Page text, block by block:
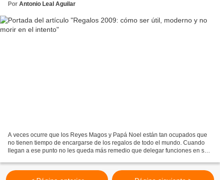
Por Antonio Leal Aguilar
A veces ocurre que los Reyes Magos y Papá Noel están tan ocupados que
no tienen tiempo de encargarse de los regalos de todo el mundo. Cuando
llegan a ese punto no les queda más remedio que delegar funciones en sus